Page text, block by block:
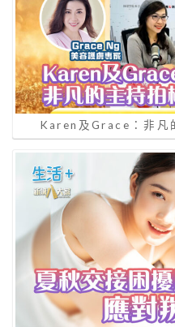
Karen及Grace：非凡